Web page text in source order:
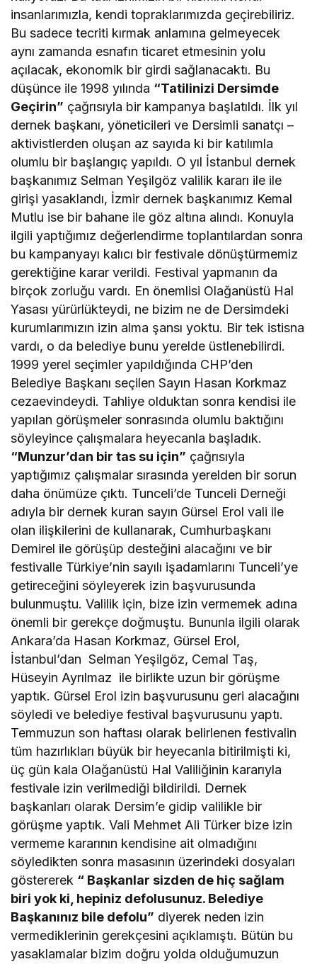
insanlarımızla, kendi topraklarımızda geçirebiliriz.
Bu sadece tecriti kırmak anlamına gelmeyecek
aynı zamanda esnafın ticaret etmesinin yolu
açılacak, ekonomik bir girdi sağlanacaktı. Bu
düşünce ile 1998 yılında “Tatilinizi Dersimde
Geçirin” çağrısıyla bir kampanya başlatıldı. İlk yıl
dernek başkanı, yöneticileri ve Dersimli sanatçı –
aktivistlerden oluşan az sayıda ki bir katılımla
olumlu bir başlangıç yapıldı. O yıl İstanbul dernek
başkanımız Selman Yeşilgöz valilik kararı ile ile
girişi yasaklandı, İzmir dernek başkanımız Kemal
Mutlu ise bir bahane ile göz altına alındı. Konuyla
ilgili yaptığımız değerlendirme toplantılardan sonra
bu kampanyayı kalıcı bir festivale dönüştürmemiz
gerektiğine karar verildi. Festival yapmanın da
birçok zorluğu vardı. En önemlisi Olağanüstü Hal
Yasası yürürlükteydi, ne bizim ne de Dersimdeki
kurumlarımızın izin alma şansı yoktu. Bir tek istisna
vardı, o da belediye bunu yerelde üstlenebilirdi.
1999 yerel seçimler yapıldığında CHP’den
Belediye Başkanı seçilen Sayın Hasan Korkmaz
cezaevindeydi. Tahliye olduktan sonra kendisi ile
yapılan görüşmeler sonrasında olumlu baktığını
söyleyince çalışmalara heyecanla başladık.
“Munzur’dan bir tas su için” çağrısıyla
yaptığımız çalışmalar sırasında yerelden bir sorun
daha önümüze çıktı. Tunceli’de Tunceli Derneği
adıyla bir dernek kuran sayın Gürsel Erol vali ile
olan ilişkilerini de kullanarak, Cumhurbaşkanı
Demirel ile görüşüp desteğini alacağını ve bir
festivalle Türkiye’nin sayılı işadamlarını Tunceli’ye
getireceğini söyleyerek izin başvurusunda
bulunmuştu. Valilik için, bize izin vermemek adına
önemli bir gerekçe doğmuştu. Bununla ilgili olarak
Ankara’da Hasan Korkmaz, Gürsel Erol,
İstanbul’dan Selman Yeşilgöz, Cemal Taş,
Hüseyin Ayrılmaz ile birlikte uzun bir görüşme
yaptık. Gürsel Erol izin başvurusunu geri alacağını
söyledi ve belediye festival başvurusunu yaptı.
Temmuzun son haftası olarak belirlenen festivalin
tüm hazırlıkları büyük bir heyecanla bitirilmişti ki,
üç gün kala Olağanüstü Hal Valiliğinin kararıyla
festivale izin verilmediği bildirildi. Dernek
başkanları olarak Dersim’e gidip valilikle bir
görüşme yaptık. Vali Mehmet Ali Türker bize izin
vermeme kararının kendisine ait olmadığını
söyledikten sonra masasının üzerindeki dosyaları
göstererek “ Başkanlar sizden de hiç sağlam
biri yok ki, hepiniz defolusunuz. Belediye
Başkanınız bile defolu” diyerek neden izin
vermediklerinin gerekçesini açıklamıştı. Bütün bu
yasaklamalar bizim doğru yolda olduğumuzun